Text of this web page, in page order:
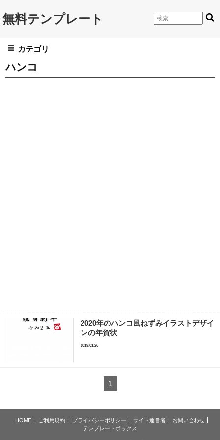
無料テンプレート
カテゴリ
ハンコ
2020年のハンコ風ねずみイラストデザイ
ンの年賀状
2019.01.26
1
HOME ご利用規約 プライバシーポリシー サイト運営者
お問い合わせ
テンプレートボックス